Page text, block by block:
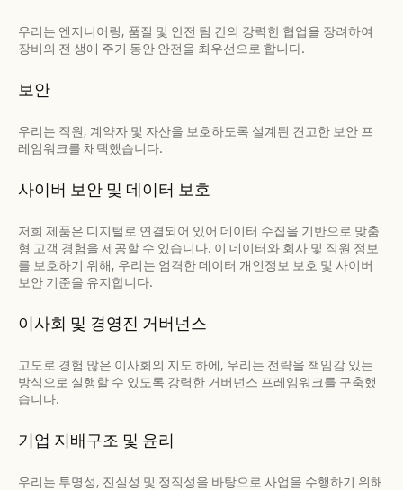
우리는 엔지니어링, 품질 및 안전 팀 간의 강력한 협업을 장려하여
장비의 전 생애 주기 동안 안전을 최우선으로 합니다.
보안
우리는 직원, 계약자 및 자산을 보호하도록 설계된 견고한 보안 프
레임워크를 채택했습니다.
사이버 보안 및 데이터 보호
저희 제품은 디지털로 연결되어 있어 데이터 수집을 기반으로 맞춤
형 고객 경험을 제공할 수 있습니다. 이 데이터와 회사 및 직원 정보
를 보호하기 위해, 우리는 엄격한 데이터 개인정보 보호 및 사이버
보안 기준을 유지합니다.
이사회 및 경영진 거버넌스
고도로 경험 많은 이사회의 지도 하에, 우리는 전략을 책임감 있는
방식으로 실행할 수 있도록 강력한 거버넌스 프레임워크를 구축했
습니다.
기업 지배구조 및 윤리
우리는 투명성, 진실성 및 정직성을 바탕으로 사업을 수행하기 위해